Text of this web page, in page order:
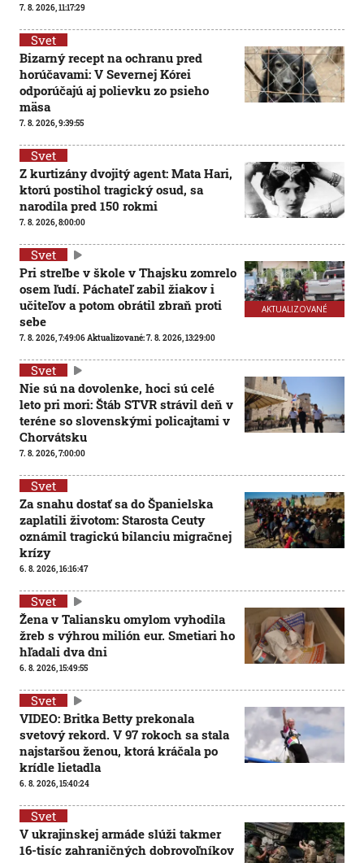
7. 8. 2026, 11:17:29
Svet
Bizarný recept na ochranu pred
horúčavami: V Severnej Kórei
odporúčajú aj polievku zo psieho
mäsa
7. 8. 2026, 9:39:55
Svet
Z kurtizány dvojitý agent: Mata Hari,
ktorú postihol tragický osud, sa
narodila pred 150 rokmi
7. 8. 2026, 8:00:00
AKTUALIZOVANÉ
Svet
Pri streľbe v škole v Thajsku zomrelo
osem ľudí. Páchateľ zabil žiakov i
učiteľov a potom obrátil zbraň proti
sebe
7. 8. 2026, 7:49:06Aktualizované:7. 8. 2026, 13:29:00
Svet
Nie sú na dovolenke, hoci sú celé
leto pri mori: Štáb STVR strávil deň v
teréne so slovenskými policajtami v
Chorvátsku
7. 8. 2026, 7:00:00
Svet
Za snahu dostať sa do Španielska
zaplatili životom: Starosta Ceuty
oznámil tragickú bilanciu migračnej
krízy
6. 8. 2026, 16:16:47
Svet
Žena v Taliansku omylom vyhodila
žreb s výhrou milión eur. Smetiari ho
hľadali dva dni
6. 8. 2026, 15:49:55
Svet
VIDEO: Britka Betty prekonala
svetový rekord. V 97 rokoch sa stala
najstaršou ženou, ktorá kráčala po
krídle lietadla
6. 8. 2026, 15:40:24
Svet
V ukrajinskej armáde slúži takmer
16-tisíc zahraničných dobrovoľníkov